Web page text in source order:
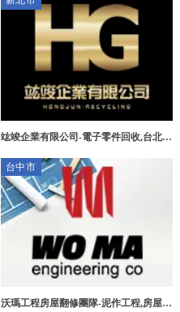
竑竣企業有限公司-電子零件回收,台北電
電子零件回收
台中市
沃瑪工程房屋翻修團隊-泥作工程,房屋拆